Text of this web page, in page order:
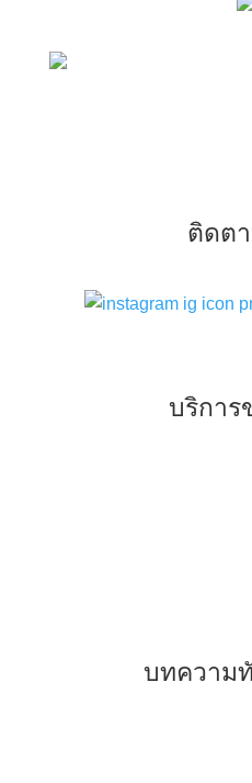
ติดตา
บริการ
บทความ